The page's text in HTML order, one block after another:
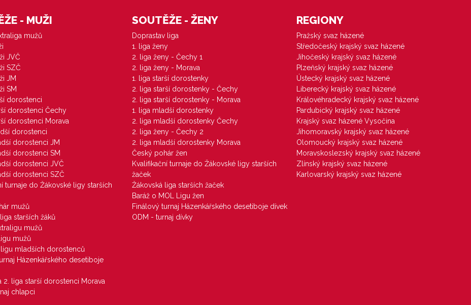
- MUŽI
mužů
JVČ
SZČ
JM
SM
dorostenci
dorostenci Čechy
dorostenci Morava
dorostenci
dorostenci JM
dorostenci SM
dorostenci JVČ
dorostenci SZČ
turnaje do Žákovské ligy starších
mužů
starších žáků
mužů
mužů
ligu mladších dorostenců
Házenkářského desetiboje
2. liga starší dorostenci Morava
chlapci
SOUTĚŽE - ŽENY
Doprastav liga
1. liga ženy
2. liga ženy - Čechy 1
2. liga ženy - Morava
1. liga starší dorostenky
2. liga starší dorostenky - Čechy
2. liga starší dorostenky - Morava
1. liga mladší dorostenky
2. liga mladší dorostenky Čechy
2. liga ženy - Čechy 2
2. liga mladší dorostenky Morava
Český pohár žen
Kvalifikační turnaje do Žákovské ligy starších
žaček
Žákovská liga starších žaček
Baráž o MOL Ligu žen
Finálový turnaj Házenkářského desetiboje dívek
ODM - turnaj dívky
REGIONY
Pražský svaz házené
Středočeský krajský svaz házené
Jihočeský krajský svaz házené
Plzeňský krajský svaz házené
Ústecký krajský svaz házené
Liberecký krajský svaz házené
Královéhradecký krajský svaz házené
Pardubický krajský svaz házené
Krajský svaz házené Vysočina
Jihomoravský krajský svaz házené
Olomoucký krajský svaz házené
Moravskoslezský krajský svaz házené
Zlínský krajský svaz házené
Karlovarský krajský svaz házené